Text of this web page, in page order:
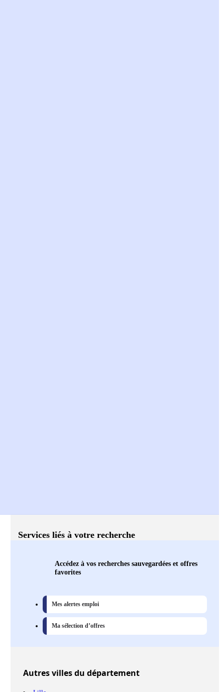
Services liés à votre recherche
Accédez à vos recherches sauvegardées et offres
favorites
Mes alertes emploi
Ma sélection d’offres
Autresvillesdu département